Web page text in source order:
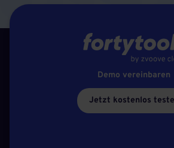
Demo vereinbaren
Jetzt kostenlos